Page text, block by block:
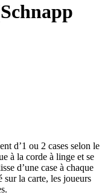
d’1 ou 2 cases selon le
à la corde à linge et se
d’une case à chaque
sur la carte, les joueurs